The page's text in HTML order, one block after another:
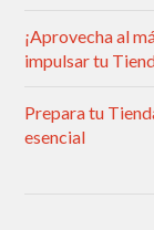
¡Aprovecha al
impulsar tu
Prepara tu
esencial